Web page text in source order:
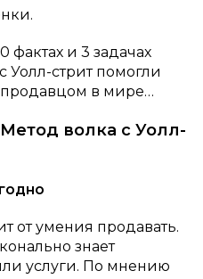
фактах и 3 задачах
Уолл-стрит помогли
продавцом в мире…
волка с Уолл-
от умения продавать.
знает
услуги. По мнению